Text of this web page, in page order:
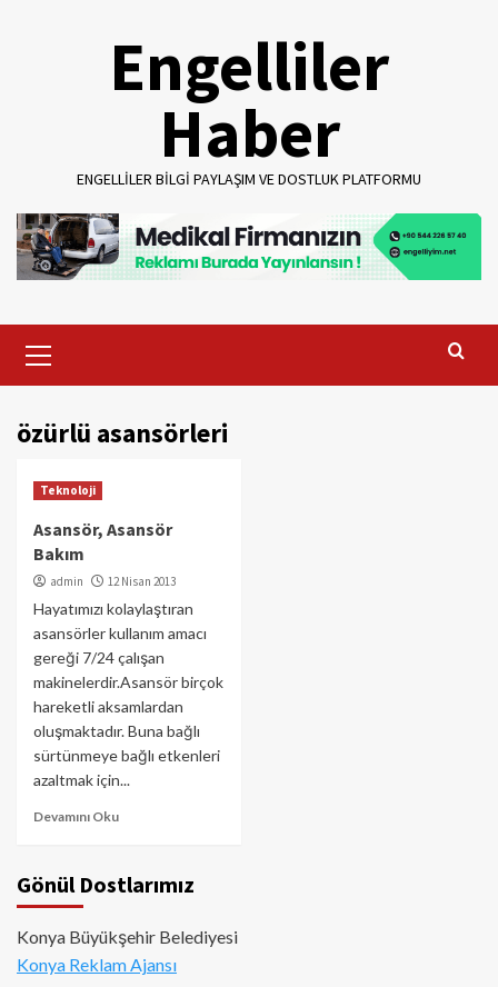
Engelliler
Haber
ENGELLILER BILGI PAYLAŞIM VE DOSTLUK PLATFORMU
Menu
özürlü asansörleri
Teknoloji
Asansör, Asansör
Bakım
admin 12 Nisan 2013
Hayatımızı kolaylaştıran
asansörler kullanım amacı
gereği 7/24 çalışan
makinelerdir.Asansör birçok
hareketli aksamlardan
oluşmaktadır. Buna bağlı
sürtünmeye bağlı etkenleri
azaltmak için...
Devamını Oku
Gönül Dostlarımız
Konya Büyükşehir Belediyesi
Konya Reklam Ajansı